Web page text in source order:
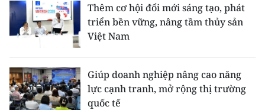
Thêm cơ hội đổi mới sáng tạo, phát
triển bền vững, nâng tầm thủy sản
Việt Nam
Giúp doanh nghiệp nâng cao năng
lực cạnh tranh, mở rộng thị trường
quốc tế